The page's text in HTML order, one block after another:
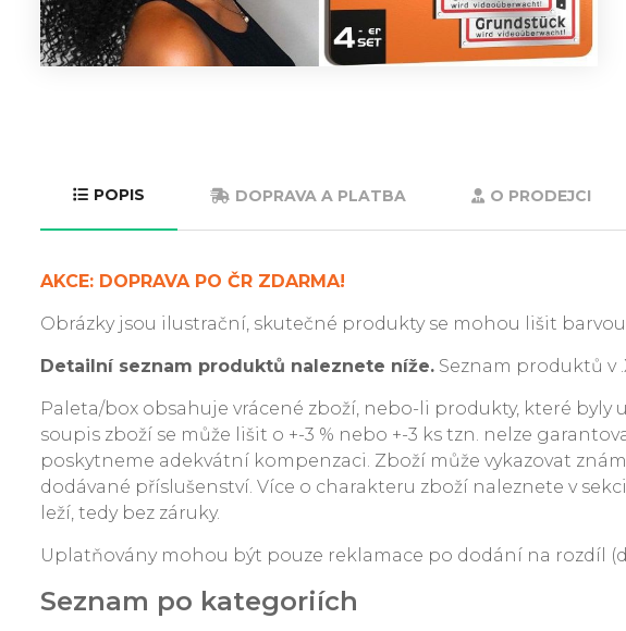
POPIS DOPRAVA A PLATBA O PRODEJCI
AKCE: DOPRAVA PO ČR ZDARMA!
Obrázky jsou ilustrační, skutečné produkty se mohou lišit
Detailní seznam produktů naleznete níže. Seznam produktů v
Paleta/box obsahuje vrácené zboží, nebo-li produkty, které
soupis zboží se může lišit o +-3 % nebo +-3 ks tzn. nelze
poskytneme adekvátní kompenzaci. Zboží může vykazovat
dodávané příslušenství. Více o charakteru zboží naleznete v
leží, tedy bez záruky.
Uplatňovány mohou být pouze reklamace po dodání na rozdíl
Seznam po kategoriích